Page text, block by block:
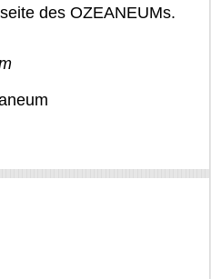
des OZEANEUMs.